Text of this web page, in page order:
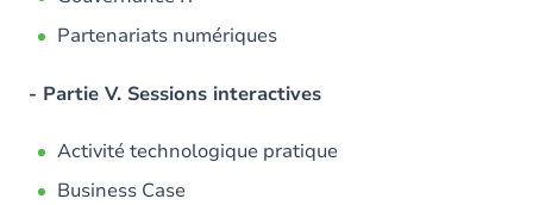
Partenariats numériques
- Partie V. Sessions interactives
Activité technologique pratique
Business Case